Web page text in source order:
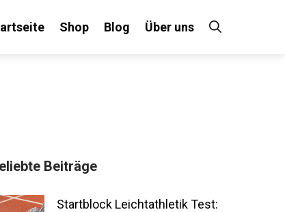
Shop Blog Über uns
Beiträge
Startblock Leichtathletik Test: